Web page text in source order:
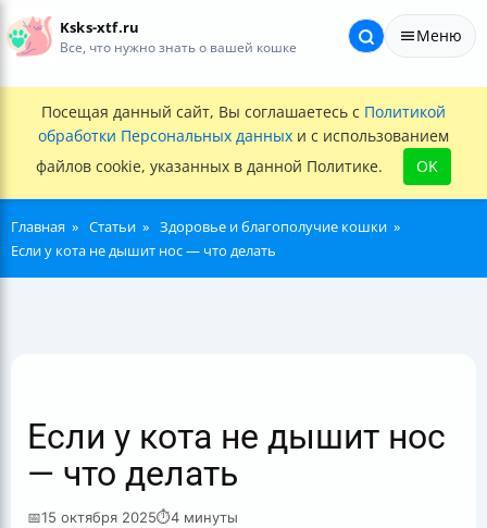
Ksks-xtf.ru
Все, что нужно знать о вашей кошке
Меню
Посещая данный сайт, Вы соглашаетесь с Политикой
обработки Персональных данных и с использованием
файлов cookie, указанных в данной Политике.
OK
Главная Статьи
Здоровье и благополучие кошки
Если у кота не дышит нос — что делать
Если у кота не дышит нос
— что делать
📅15 октября 2025⏱4 минуты